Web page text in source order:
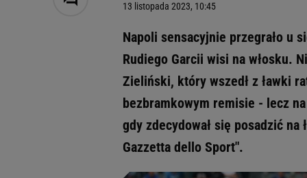
13 listopada 2023, 10:45
Napoli sensacyjnie przegrało u
Rudiego Garcii wisi na włosku.
Zieliński, który wszedł z ławki
bezbramkowym remisie - lecz
gdy zdecydował się posadzić
Gazzetta dello Sport".
badnie odbiorców i